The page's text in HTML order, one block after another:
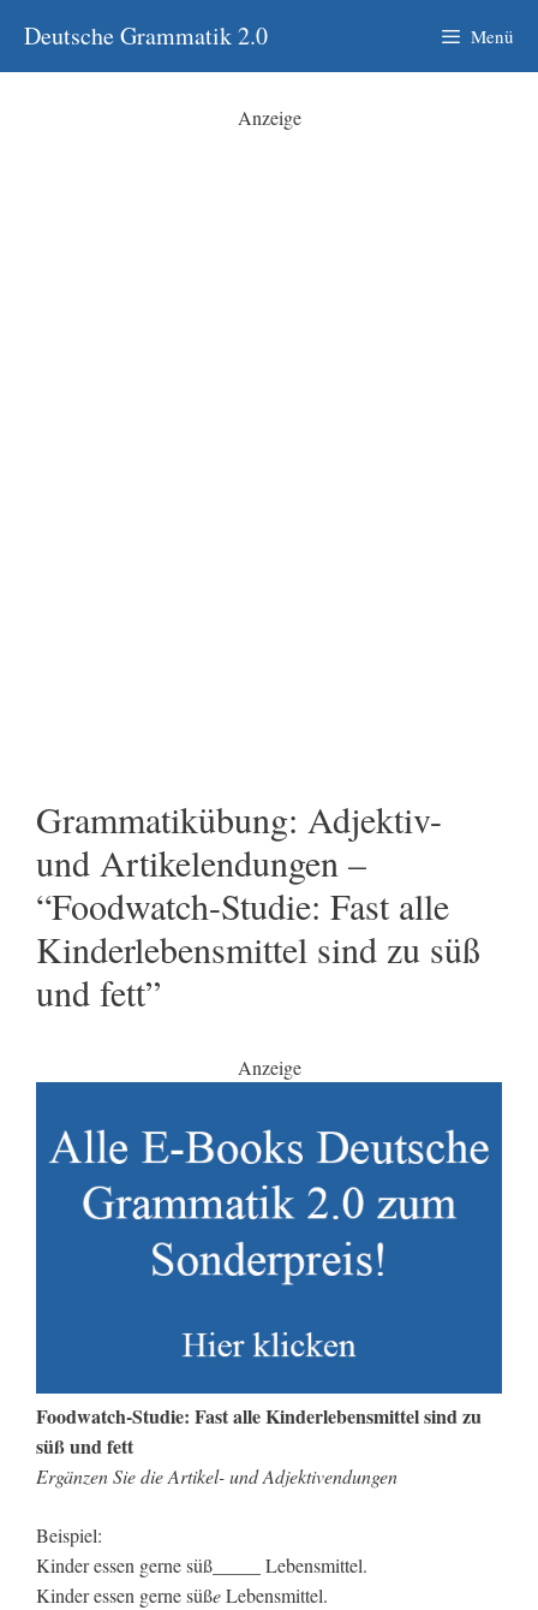
Inhalt
springen
Deutsche Grammatik 2.0 Menü
Anzeige
Grammatikübung: Adjektiv-
und Artikelendungen –
“Foodwatch-Studie: Fast alle
Kinderlebensmittel sind zu süß
und fett”
Anzeige
Foodwatch-Studie: Fast alle Kinderlebensmittel sind zu
süß und fett
Ergänzen Sie die Artikel- und Adjektivendungen
Beispiel:
Kinder essen gerne süß_____ Lebensmittel.
Kinder essen gerne süßeLebensmittel.